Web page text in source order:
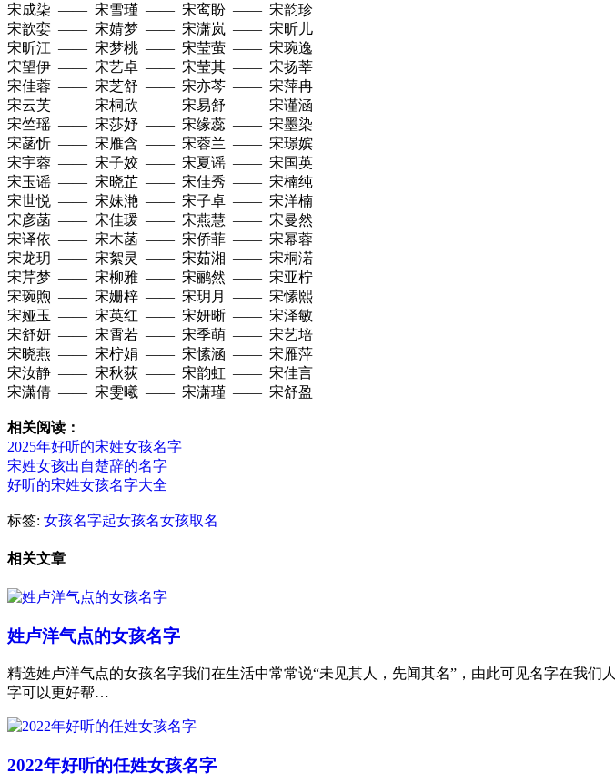
宋成柒 —— 宋雪瑾 —— 宋鸾盼 —— 宋韵珍
宋歆娈 —— 宋婧梦 —— 宋潇岚 —— 宋昕儿
宋昕江 —— 宋梦桃 —— 宋莹萤 —— 宋琬逸
宋望伊 —— 宋艺卓 —— 宋莹其 —— 宋扬莘
宋佳蓉 —— 宋芝舒 —— 宋亦芩 —— 宋萍冉
宋云芙 —— 宋桐欣 —— 宋易舒 —— 宋谨涵
宋竺瑶 —— 宋莎妤 —— 宋缘蕊 —— 宋墨染
宋菡忻 —— 宋雁含 —— 宋蓉兰 —— 宋璟嫔
宋宇蓉 —— 宋子姣 —— 宋夏谣 —— 宋国英
宋玉谣 —— 宋晓芷 —— 宋佳秀 —— 宋楠纯
宋世悦 —— 宋妹滟 —— 宋子卓 —— 宋洋楠
宋彦菡 —— 宋佳瑗 —— 宋燕慧 —— 宋曼然
宋译依 —— 宋木菡 —— 宋侨菲 —— 宋幂蓉
宋龙玥 —— 宋絮灵 —— 宋茹湘 —— 宋桐渃
宋芹梦 —— 宋柳雅 —— 宋鹂然 —— 宋亚柠
宋琬煦 —— 宋姗梓 —— 宋玥月 —— 宋愫熙
宋娅玉 —— 宋英红 —— 宋妍晰 —— 宋泽敏
宋舒妍 —— 宋霄若 —— 宋季萌 —— 宋艺培
宋晓燕 —— 宋柠娟 —— 宋愫涵 —— 宋雁萍
宋汝静 —— 宋秋荻 —— 宋韵虹 —— 宋佳言
宋潇倩 —— 宋雯曦 —— 宋潇瑾 —— 宋舒盈
相关阅读：
2025年好听的宋姓女孩名字
宋姓女孩出自楚辞的名字
好听的宋姓女孩名字大全
标签: 女孩名字起女孩名女孩取名
相关文章
姓卢洋气点的女孩名字
精选姓卢洋气点的女孩名字我们在生活中常常说“未见其人，先闻其名”，由此可见名字在我
字可以更好帮…
2022年好听的任姓女孩名字